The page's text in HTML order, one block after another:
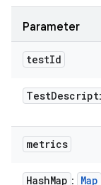
Parameter
testId
Test
metrics
HashMap : Map